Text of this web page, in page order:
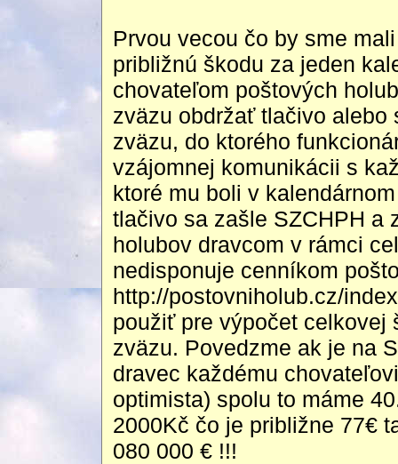
Prvou vecou čo by sme
približnú škodu za jeden
chovateľom poštových
zväzu obdržať tlačivo
zväzu, do ktorého
vzájomnej komunikácii s
ktoré mu boli v
tlačivo sa zašle SZCHPH a
holubov dravcom v rámci
nedisponuje cenníkom
http://postovniholub.cz/
použiť pre výpočet celkovej
zväzu. Povedzme ak je na
dravec každému
optimista) spolu to máme
2000Kč čo je približne 77€
080 000 € !!!